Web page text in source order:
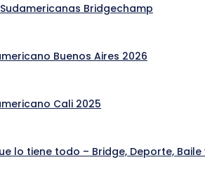
Bridgechamp
Buenos Aires 2026
Cali 2025
lo tiene todo – Bridge, Deporte, Baile